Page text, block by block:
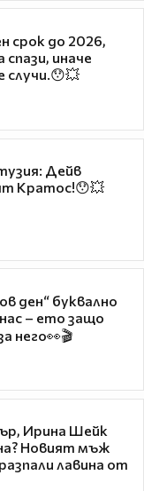
срок до 2026,
иначе
случи.😯💥
Дейв
Кратос!😯💥
ден“ буквално
– ето защо
него👀🎬
Ирина Шейк
Новият мъж
лавина от